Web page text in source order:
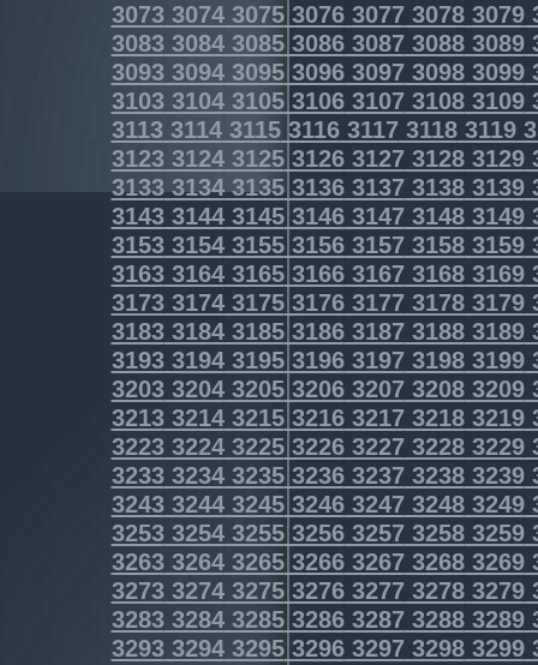
3073307430753076307730783079
3083308430853086308730883089
3093309430953096309730983099
3103310431053106310731083109
3113311431153116311731183119
3123312431253126312731283129
3133313431353136313731383139
3143314431453146314731483149
3153315431553156315731583159
3163316431653166316731683169
3173317431753176317731783179
3183318431853186318731883189
3193319431953196319731983199
3203320432053206320732083209
3213321432153216321732183219
3223322432253226322732283229
3233323432353236323732383239
3243324432453246324732483249
3253325432553256325732583259
3263326432653266326732683269
3273327432753276327732783279
3283328432853286328732883289
3293329432953296329732983299